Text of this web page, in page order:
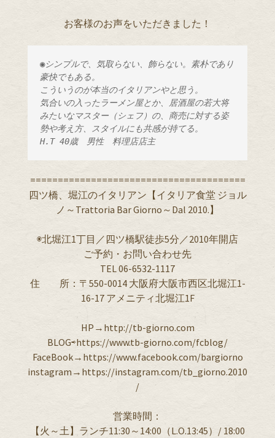
お客様のお声をいただきました！
◉シンプルで、気取らない、飾らない。素朴であり
豪快でもある。
こういうのが本当のイタリアンやと思う。
気合いの入ったラーメン屋とか、居酒屋の若大将
みたいなマスター（シェフ）の、商売に対する姿
勢や考え方、スタイルにも共感が持てる。
H.T 40歳　男性　料理店店主
=======================================
四ツ橋、堀江のイタリアン【イタリア食堂 ジョル
ノ～Trattoria Bar Giorno～Dal 2010.】
◉北堀江1丁目／四ツ橋駅徒歩5分／2010年開店
ご予約・お問い合わせ先
TEL 06-6532-1117
住 所：〒550-0014 大阪府大阪市西区北堀江1-
16-17 アメニティ北堀江1F
HP→http://tb-giorno.com
BLOG⇨https://www.tb-giorno.com/fcblog/
FaceBook→https://www.facebook.com/bargiorno
instagram→https://instagram.com/tb_giorno.2010
/
営業時間：
【火～土】ランチ11:30～14:00（L.O.13:45）/ 18:00